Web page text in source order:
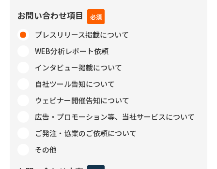
お問い合わせ項目
プレスリリース掲載について
WEB分析レポート依頼
インタビュー掲載について
自社ツール告知について
ウェビナー開催告知について
広告・プロモーション等、当社サービスについて
ご発注・協業のご依頼について
その他